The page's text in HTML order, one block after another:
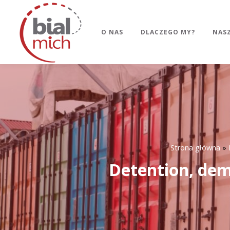
O NAS DLACZEGO MY?
Strona główna »
Detention,